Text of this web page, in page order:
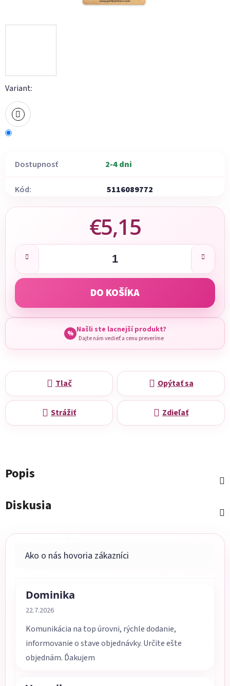
Variant:
Dostupnosť 2-4 dni
Kód: 5116089772
€5,15
Jednotková cena:
DO KOŠÍKA
% Našli ste lacnejší produkt?
Dajte nám vedieť a cenu preveríme
Tlač Opýtať sa
Strážiť Zdieľať
Popis
Diskusia
Dominika
Hodnotenie obchodu je 5 z 5 hviezdičiek.
22.7.2026
Komunikácia na top úrovni, rýchle dodanie,
informovanie o stave objednávky. Určite ešte
objednám. Ďakujem